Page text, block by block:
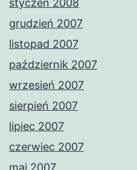
styczeń 2008
grudzień 2007
listopad 2007
październik 2007
wrzesień 2007
sierpień 2007
lipiec 2007
czerwiec 2007
maj 2007